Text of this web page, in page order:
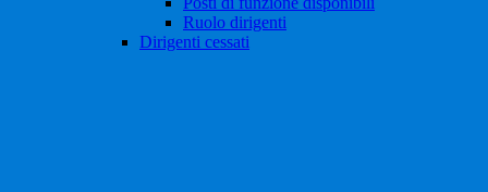
Ruolo dirigenti
Dirigenti cessati